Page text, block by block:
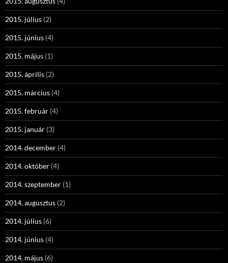
2015. július (2)
2015. június (4)
2015. május (1)
2015. április (2)
2015. március (4)
2015. február (4)
2015. január (3)
2014. december (4)
2014. október (4)
2014. szeptember (1)
2014. augusztus (2)
2014. július (6)
2014. június (4)
2014. május (6)